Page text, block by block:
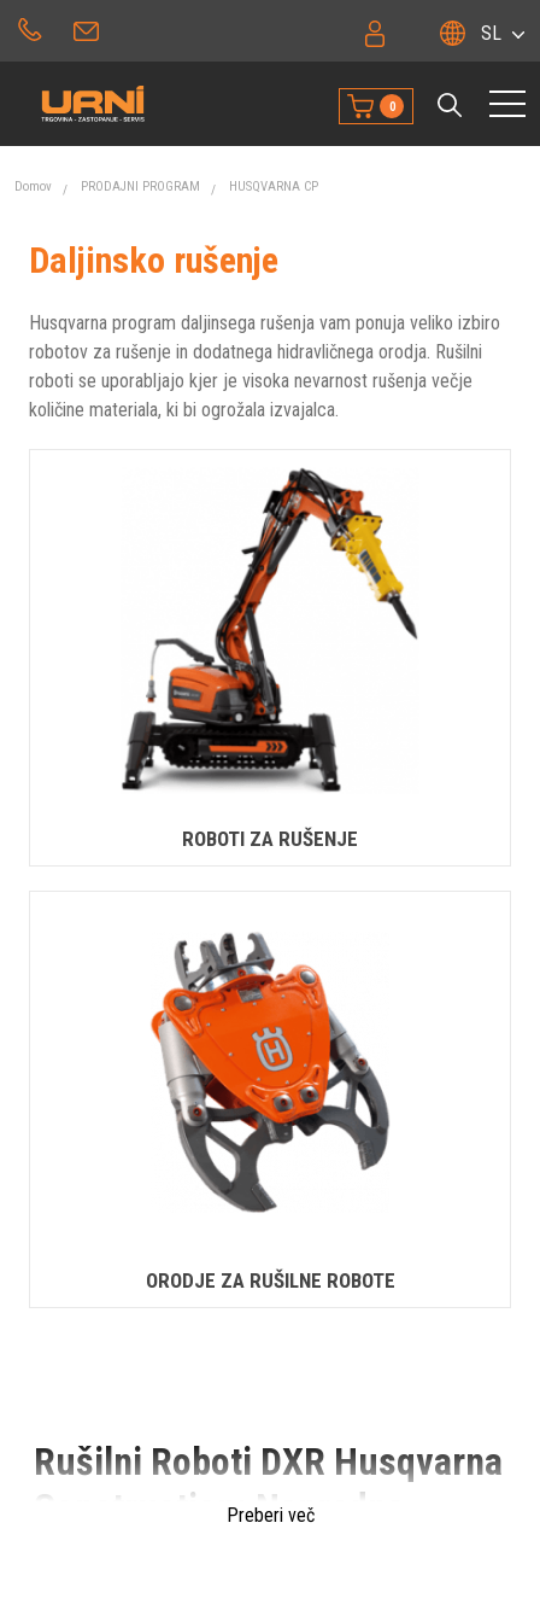
SL
0
Domov PRODAJNI PROGRAM HUSQVARNA CP
Daljinsko rušenje
Husqvarna program daljinsega rušenja vam ponuja veliko izbiro
robotov za rušenje in dodatnega hidravličnega orodja. Rušilni
roboti se uporabljajo kjer je visoka nevarnost rušenja večje
količine materiala, ki bi ogrožala izvajalca.
ROBOTI ZA RUŠENJE
ORODJE ZA RUŠILNE ROBOTE
Rušilni Roboti DXR Husqvarna
Construction: Napredna
Preberi več